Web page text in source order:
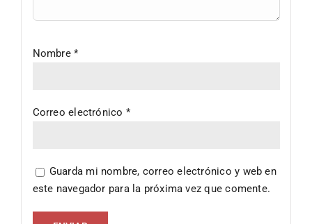
Nombre*
Correo electrónico *
Guarda mi nombre, correo electrónico y web en
este navegador para la próxima vez que comente.